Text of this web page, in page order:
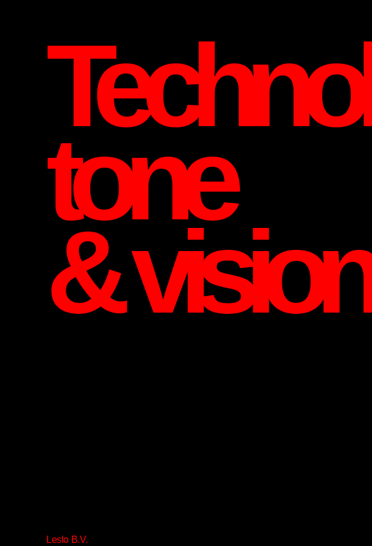
tone
& vision
Leslo B.V.